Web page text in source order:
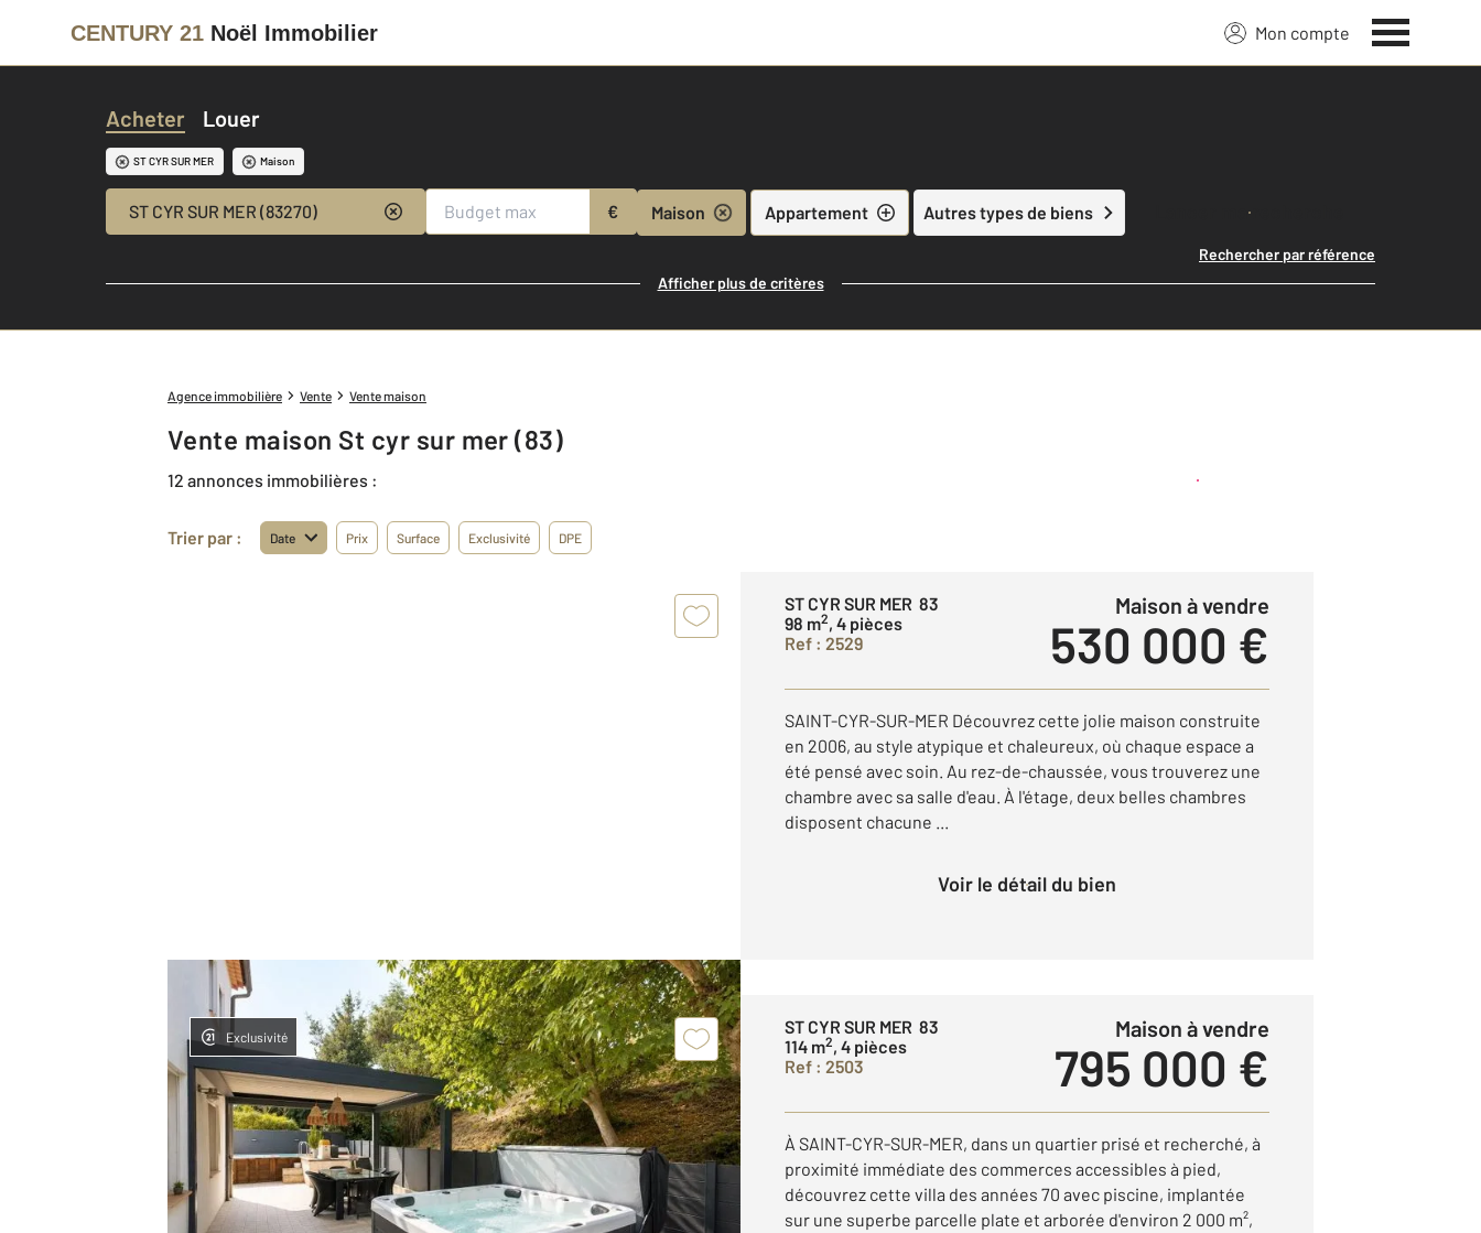
CENTURY 21 Noël Immobilier Mon compte
Acheter Louer
ST CYR SUR MER Maison
ST CYR SUR MER (83270) € Maison Appartement Autres types de biens Lancer ma recherche
Rechercher par référence
Afficher plus de critères
Agence immobilière Vente Vente maison
Vente maison St cyr sur mer (83)
12 annonces immobilières : Créer une alerte
Trier par : Date Prix Surface Exclusivité DPE
ST CYR SUR MER 83
98 m2, 4 pièces
Ref : 2529
Maison à vendre
530 000 €
SAINT-CYR-SUR-MER Découvrez cette jolie maison construite
en 2006, au style atypique et chaleureux, où chaque espace a
été pensé avec soin. Au rez-de-chaussée, vous trouverez une
chambre avec sa salle d'eau. À l'étage, deux belles chambres
disposent chacune ...
Voir le détail du bien
Exclusivité
ST CYR SUR MER 83
114 m2, 4 pièces
Ref : 2503
Maison à vendre
795 000 €
À SAINT-CYR-SUR-MER, dans un quartier prisé et recherché, à
proximité immédiate des commerces accessibles à pied,
découvrez cette villa des années 70 avec piscine, implantée
sur une superbe parcelle plate et arborée d'environ 2 000 m²,